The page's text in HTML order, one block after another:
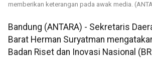
memberikan keterangan pada awak media.
Bandung (ANTARA) - Sekretaris
Barat Herman Suryatman
Badan Riset dan Inovasi Nasional